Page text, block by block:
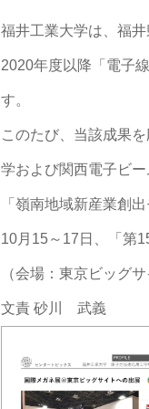
福井工業大学は、福
2020年度以降「電子
す。
このたび、当該成果
学および関西電子ビ
「嶺南地域新産業創
10月15～17日、「第
（会場：東京ビッグ
文責 砂川 武義